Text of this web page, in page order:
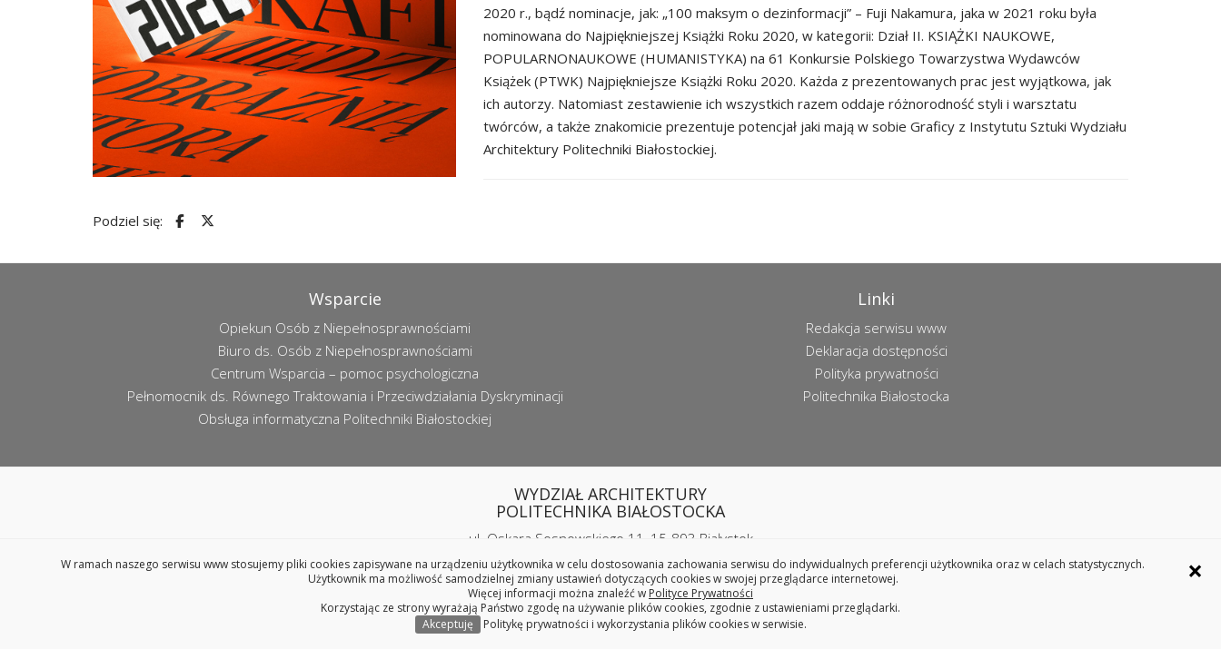
2020 r., bądź nominacje, jak: „100 maksym o dezinformacji” – Fuji Nakamura, jaka w 2021 roku była
nominowana do Najpiękniejszej Książki Roku 2020, w kategorii: Dział II. KSIĄŻKI NAUKOWE,
POPULARNONAUKOWE (HUMANISTYKA) na 61 Konkursie Polskiego Towarzystwa Wydawców
Książek (PTWK) Najpiękniejsze Książki Roku 2020. Każda z prezentowanych prac jest wyjątkowa, jak
ich autorzy. Natomiast zestawienie ich wszystkich razem oddaje różnorodność styli i warsztatu
twórców, a także znakomicie prezentuje potencjał jaki mają w sobie Graficy z Instytutu Sztuki Wydziału
Architektury Politechniki Białostockiej.
Podziel się:
Wsparcie
Opiekun Osób z Niepełnosprawnościami
Biuro ds. Osób z Niepełnosprawnościami
Centrum Wsparcia – pomoc psychologiczna
Pełnomocnik ds. Równego Traktowania i Przeciwdziałania Dyskryminacji
Obsługa informatyczna Politechniki Białostockiej
Linki
Redakcja serwisu www
Deklaracja dostępności
Polityka prywatności
Politechnika Białostocka
WYDZIAŁ ARCHITEKTURY
POLITECHNIKA BIAŁOSTOCKA
ul. Oskara Sosnowskiego 11, 15-893 Białystok
tel. 85 746 99 14 (centrala), fax 85 746 99 13
REGON: 000001672, NIP: 542-020-87-21
Copyright © 2025 Politechnika Białostocka
×
W ramach naszego serwisu www stosujemy pliki cookies zapisywane na urządzeniu użytkownika w celu dostosowania zachowania serwisu do indywidualnych preferencji użytkownika oraz w celach statystycznych.
Użytkownik ma możliwość samodzielnej zmiany ustawień dotyczących cookies w swojej przeglądarce internetowej.
Więcej informacji można znaleźć w Polityce Prywatności
Korzystając ze strony wyrażają Państwo zgodę na używanie plików cookies, zgodnie z ustawieniami przeglądarki.
Akceptuję
Politykę prywatności i wykorzystania plików cookies w serwisie.